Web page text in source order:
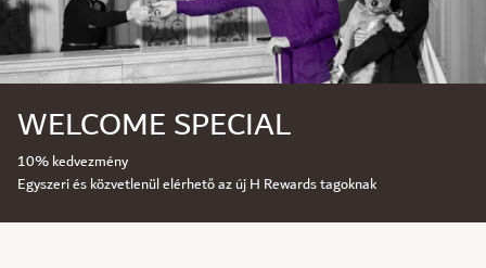
WELCOME SPECIAL
10% kedvezmény
Egyszeri és közvetlenül elérhető az új H Rewards tagoknak